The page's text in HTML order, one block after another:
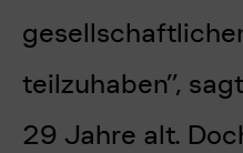
teilzuhaben”,
29 Jahre alt.